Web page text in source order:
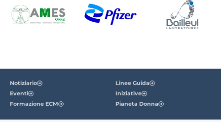
Notiziario
Eventi
Formazione ECM
Linee Guida
Iniziative
Pianeta Donna